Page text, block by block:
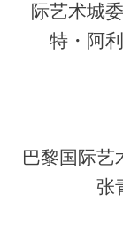
际艺术城
特・阿
巴黎国际艺
张